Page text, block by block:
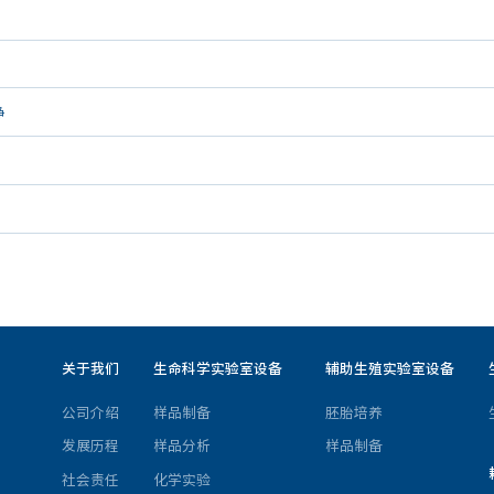
关于我们
公司介绍
发展历程
社会责任
生命科学实验室设备
样品制备
样品分析
化学实验
辅助生殖实验室设备
胚胎培养
样品制备